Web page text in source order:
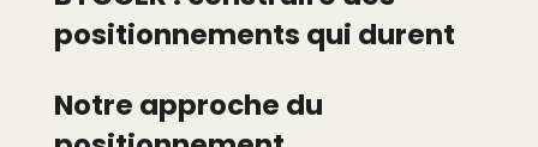
positionnements qui durent
Notre approche du